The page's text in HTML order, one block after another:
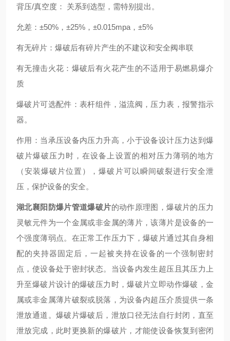
背压/真空度： 关系到选型，需特别提出。
允差：±50%，±25%，±0.015mpa，±5%
有无碎片：爆破后有碎片产生的不建议和安全阀串联
有无撞击火花：爆破后有火花产生的不适用于易燃易爆介
质
爆破片可选配件：表杆组件，溢流阀，压力表，报警指示
器。
作用：当承压设备内压力升高，小于设备设计压力达到爆
破片爆破压力时，在设备上设置的相对压力薄弱的地方
（安装爆破片位置），爆破片可以瞬间破裂进行安全泄
压，保护设备的安全。
湖北襄阳防爆片管道爆破片的动作原理图，爆破片的压力
灵敏元件为一个金属或非金属的薄片，该薄片是设备的一
个强度薄弱点。在正常工作压力下，爆破片通过其自身相
配的夹持器固定后，一起被夹持在设备的一个强制密封
点，使设备处于密封状态。当设备内发生超压且其压力上
升至爆破片设计的爆破压力时，爆破片立即动作爆破，金
属或非金属薄片破裂或脱落，为设备内超压介质提供一条
泄放通道。爆破片爆破后，泄放口径无法自行封闭，直至
泄放完成，此时更换新的爆破片，才能使设备恢复到密闭